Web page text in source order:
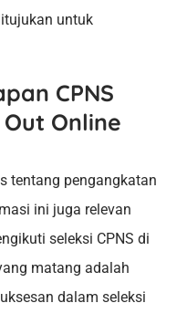
untuk
CPNS
Online
tentang pengangkatan
ini juga relevan
seleksi CPNS di
matang adalah
dalam seleksi